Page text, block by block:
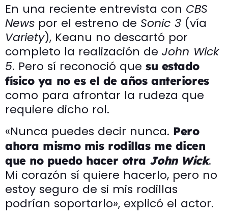
En una reciente entrevista con CBS
News por el estreno de Sonic 3 (vía
Variety), Keanu no descartó por
completo la realización de John Wick
5. Pero sí reconoció que su estado
físico ya no es el de años anteriores
como para afrontar la rudeza que
requiere dicho rol.
«Nunca puedes decir nunca. Pero
ahora mismo mis rodillas me dicen
que no puedo hacer otra John Wick.
Mi corazón sí quiere hacerlo, pero no
estoy seguro de si mis rodillas
podrían soportarlo», explicó el actor.